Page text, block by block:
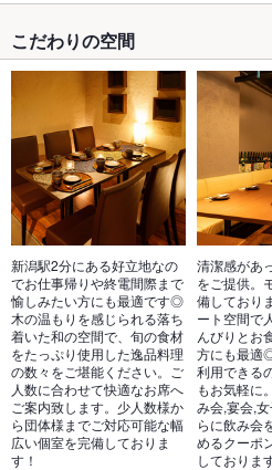
こだわりの空間
新潟駅2分にある好立地なの
でお仕事帰りや終電間際まで
愉しみたい方にも最適です◎
木の温もりを感じられる落ち
着いた和の空間で、旬の食材
をたっぷり使用した逸品料理
の数々をご堪能ください。ご
人数に合わせて快適なお席へ
ご案内致します。少人数様か
ら団体様までご対応可能な幅
広い個室を完備しておりま
す！
清潔感があ
をご提供。
備しており
ート空間で
んびりとお
方にも最適
利用できる
もお気軽に
み会,宴会,
らに飲み会
めるクーポ
しておりま